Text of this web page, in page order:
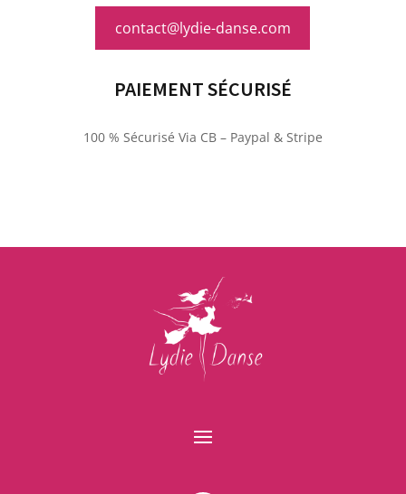
contact@lydie-danse.com
PAIEMENT SÉCURISÉ
100 % Sécurisé Via CB – Paypal & Stripe